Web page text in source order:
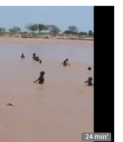
24 min'